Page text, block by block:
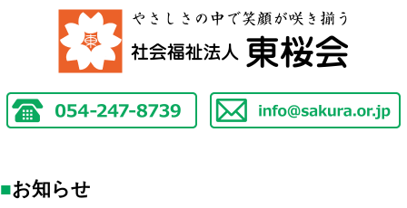
■お知らせ